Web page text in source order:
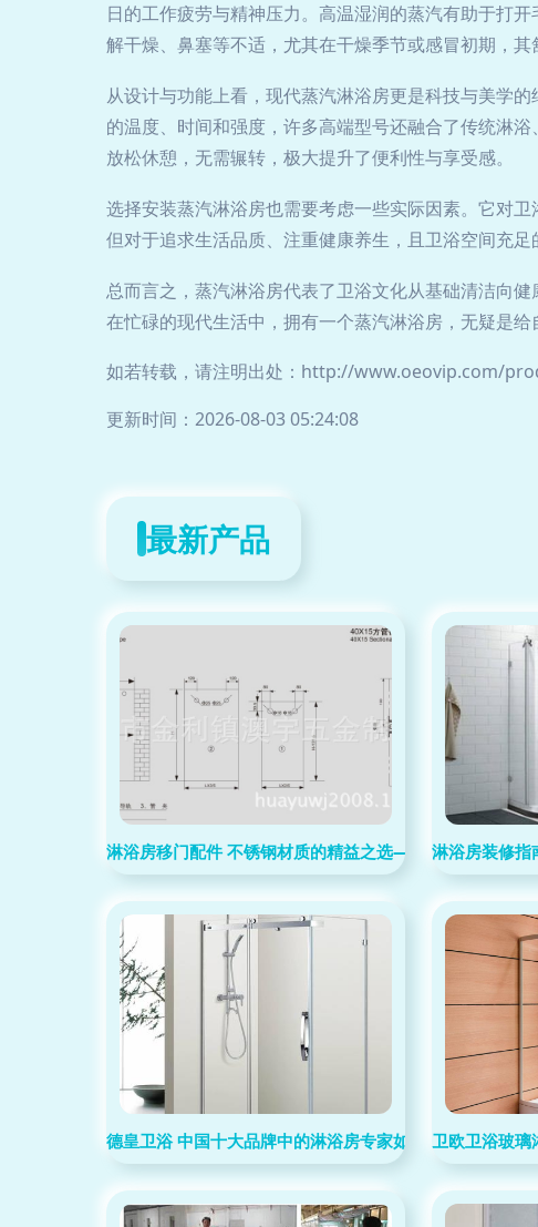
日的工作疲劳与精神压力。高温湿润的蒸汽有助于打
解干燥、鼻塞等不适，尤其在干燥季节或感冒初期，其
从设计与功能上看，现代蒸汽淋浴房更是科技与美学
的温度、时间和强度，许多高端型号还融合了传统淋
放松休憩，无需辗转，极大提升了便利性与享受感。
选择安装蒸汽淋浴房也需要考虑一些实际因素。它对
但对于追求生活品质、注重健康养生，且卫浴空间充
总而言之，蒸汽淋浴房代表了卫浴文化从基础清洁向
在忙碌的现代生活中，拥有一个蒸汽淋浴房，无疑是
如若转载，请注明出处：http://www.oeovip.com/
更新时间：2026-08-03 05:24:08
最新产品
淋浴房移门配件 不锈钢材质的精益之选——源自澳宇五金
淋浴房装修指
德皇卫浴 中国十大品牌中的淋浴房专家如何重塑广东佛山
卫欧卫浴玻璃